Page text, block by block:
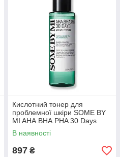
Кислотний тонер для
проблемної шкіри SOME BY
MI AHA.BHA.PHA 30 Days
Miracle Toner 150ml
В наявності
897 ₴